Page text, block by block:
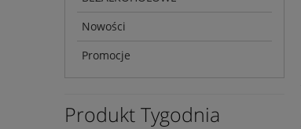
Nowości
Promocje
Produkt Tygodnia